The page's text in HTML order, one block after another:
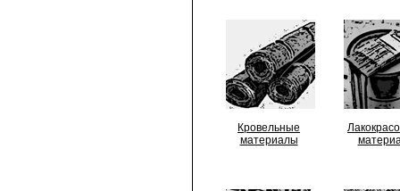
Кровельные
материалы